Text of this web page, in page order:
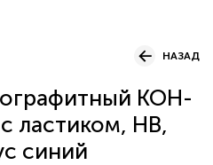
НАЗАД
KOH-
ластиком, HB,
синий